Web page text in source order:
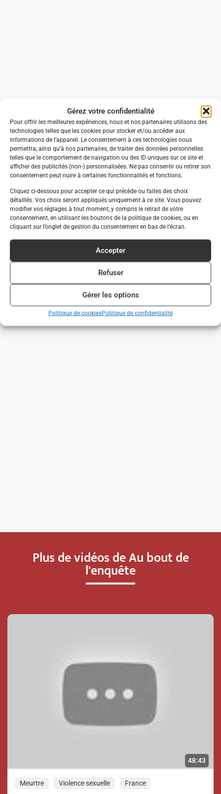
Gérez votre confidentialité
Pour offrir les meilleures expériences, nous et nos partenaires utilisons des
technologies telles que les cookies pour stocker et/ou accéder aux
informations de l’appareil. Le consentement à ces technologies nous
permettra, ainsi qu’à nos partenaires, de traiter des données personnelles
telles que le comportement de navigation ou des ID uniques sur ce site et
afficher des publicités (non-) personnalisées. Ne pas consentir ou retirer son
consentement peut nuire à certaines fonctionnalités et fonctions.
Cliquez ci-dessous pour accepter ce qui précède ou faites des choix
détaillés. Vos choix seront appliqués uniquement à ce site. Vous pouvez
modifier vos réglages à tout moment, y compris le retrait de votre
consentement, en utilisant les boutons de la politique de cookies, ou en
cliquant sur l’onglet de gestion du consentement en bas de l’écran.
Accepter
Refuser
Gérer les options
Politique de cookiesPolitique de confidentialité
Plus de vidéos de Au bout de
l'enquête
48:43
Meurtre Violence sexuelle France